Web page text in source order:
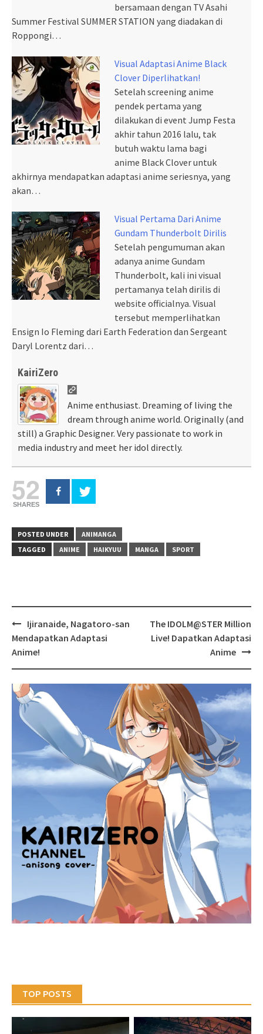
bersamaan dengan TV Asahi
Summer Festival SUMMER STATION yang diadakan di
Roppongi…
Visual Adaptasi Anime Black
Clover Diperlihatkan!
Setelah screening anime
pendek pertama yang
dilakukan di event Jump Festa
akhir tahun 2016 lalu, tak
butuh waktu lama bagi
anime Black Clover untuk
akhirnya mendapatkan adaptasi anime seriesnya, yang
akan…
Visual Pertama Dari Anime
Gundam Thunderbolt Dirilis
Setelah pengumuman akan
adanya anime Gundam
Thunderbolt, kali ini visual
pertamanya telah dirilis di
website officialnya. Visual
tersebut memperlihatkan
Ensign Io Fleming dari Earth Federation dan Sergeant
Daryl Lorentz dari…
KairiZero
Anime enthusiast. Dreaming of living the
dream through anime world. Originally (and
still) a Graphic Designer. Very passionate to work in
media industry and meet her idol directly.
52
SHARES
POSTED UNDER
ANIMANGA
TAGGED
ANIME HAIKYUU MANGA SPORT
Post
navigation
Ijiranaide, Nagatoro-san
Mendapatkan Adaptasi
Anime!
The IDOLM@STER Million
Live! Dapatkan Adaptasi
Anime
TOP POSTS